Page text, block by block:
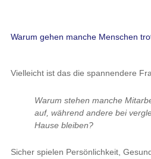
Warum gehen manche Menschen
Vielleicht ist das die spannendere
Warum stehen manche
auf, während andere bei
Hause bleiben?
Sicher spielen Persönlichkeit,